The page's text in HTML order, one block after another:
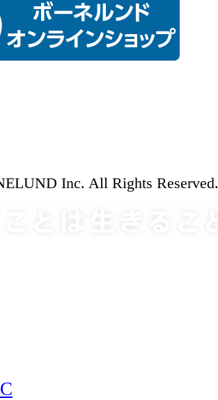
Inc. All Rights Reserved.